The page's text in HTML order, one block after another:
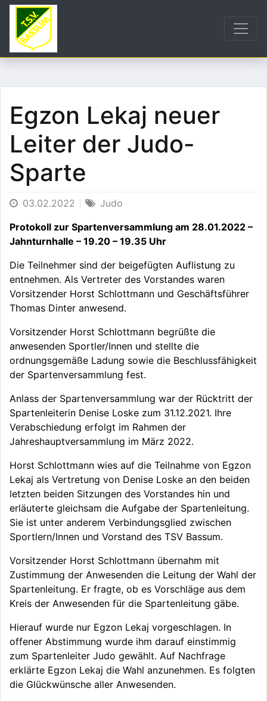
Egzon Lekaj neuer
Leiter der Judo-
Sparte
03.02.2022
Judo
Protokoll zur Spartenversammlung am 28.01.2022 –
Jahnturnhalle – 19.20 – 19.35 Uhr
Die Teilnehmer sind der beigefügten Auflistung zu
entnehmen. Als Vertreter des Vorstandes waren
Vorsitzender Horst Schlottmann und Geschäftsführer
Thomas Dinter anwesend.
Vorsitzender Horst Schlottmann begrüßte die
anwesenden Sportler/Innen und stellte die
ordnungsgemäße Ladung sowie die Beschlussfähigkeit
der Spartenversammlung fest.
Anlass der Spartenversammlung war der Rücktritt der
Spartenleiterin Denise Loske zum 31.12.2021. Ihre
Verabschiedung erfolgt im Rahmen der
Jahreshauptversammlung im März 2022.
Horst Schlottmann wies auf die Teilnahme von Egzon
Lekaj als Vertretung von Denise Loske an den beiden
letzten beiden Sitzungen des Vorstandes hin und
erläuterte gleichsam die Aufgabe der Spartenleitung.
Sie ist unter anderem Verbindungsglied zwischen
Sportlern/Innen und Vorstand des TSV Bassum.
Vorsitzender Horst Schlottmann übernahm mit
Zustimmung der Anwesenden die Leitung der Wahl der
Spartenleitung. Er fragte, ob es Vorschläge aus dem
Kreis der Anwesenden für die Spartenleitung gäbe.
Hierauf wurde nur Egzon Lekaj vorgeschlagen. In
offener Abstimmung wurde ihm darauf einstimmig
zum Spartenleiter Judo gewählt. Auf Nachfrage
erklärte Egzon Lekaj die Wahl anzunehmen. Es folgten
die Glückwünsche aller Anwesenden.